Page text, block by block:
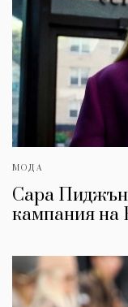
МОДА
Сара Пиджън
кампания на